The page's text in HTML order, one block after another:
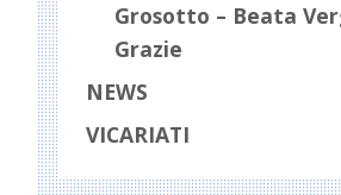
Grosotto – Beata
Grazie
NEWS
VICARIATI